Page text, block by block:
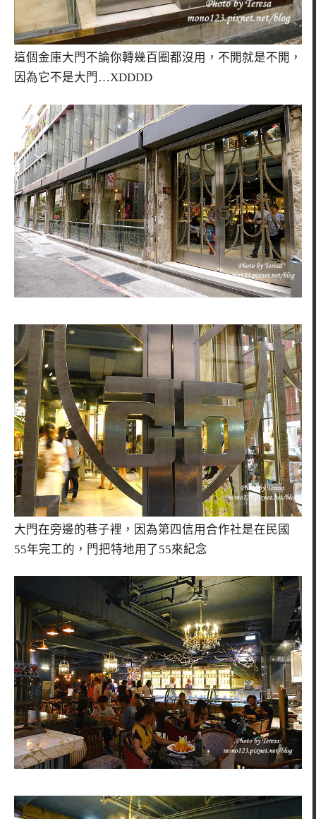
這個金庫大門不論你轉幾百圈都沒用，不開就是不開，
因為它不是大門…XDDDD
大門在旁邊的巷子裡，因為第四信用合作社是在民國
55年完工的，門把特地用了55來紀念